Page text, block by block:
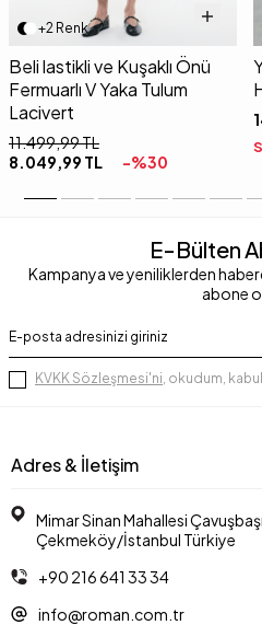
+2 Renk
Beli lastikli ve Kuşaklı Önü
Fermuarlı V Yaka Tulum
Lacivert
11.499,99TL
8.049,99 TL -%30
E-Bülten
Kampanya ve yeniliklerden
abone
KVKK Sözleşmesi'ni, okudum,
Adres & İletişim
Mimar Sinan Mahallesi
Çekmeköy/İstanbul Türkiye
+90 216 641 33 34
info@roman.com.tr